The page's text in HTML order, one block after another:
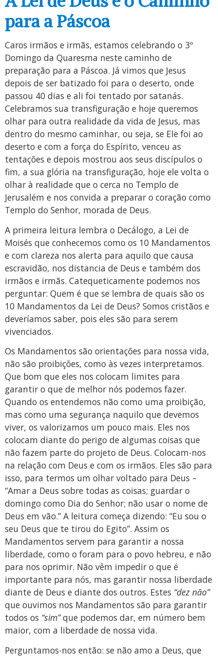
para a Páscoa
Caros irmãos e irmãs, estamos celebrando o 3º
Domingo da Quaresma neste caminho de
preparação para a Páscoa. Já vimos que Jesus
depois de ser batizado foi para o deserto, onde
passou 40 dias e ali foi tentado por satanás.
Celebramos sua transfiguração e hoje queremos
olhar para outra realidade da vida de Jesus, mas
dentro do mesmo caminhar, ou seja, se Ele foi ao
deserto e com a força do Espírito, venceu as
tentações e depois mostrou aos seus discípulos o
fim, a sua glória na transfiguração, hoje ele volta o
olhar à realidade que o cerca no Templo de
Jerusalém e nos convida a preparar o coração como
Templo do Senhor, morada de Deus.
A primeira leitura lembra o Decálogo, a Lei de
Moisés que conhecemos como os 10 Mandamentos
e com clareza nos alerta para aquilo que causa
escravidão, nos distancia de Deus e também dos
irmãos e irmãs. Catequeticamente podemos nos
perguntar: Quem é que se lembra de quais são os
10 Mandamentos da Lei de Deus? Somos cristãos e
deveríamos saber, pois eles são para serem
vivenciados.
Os Mandamentos são orientações para nossa vida,
não são proibições, como às vezes interpretamos.
Que bom que eles nos colocam limites para
garantir o que de melhor nós podemos fazer.
Quando os entendemos não como uma proibição,
mas como uma segurança naquilo que devemos
viver, os valorizamos um pouco mais. Eles nos
colocam diante do perigo de algumas coisas que
não fazem parte do projeto de Deus. Colocam-nos
na relação com Deus e com os irmãos. Eles são para
isso, para termos um olhar voltado para Deus –
“Amar a Deus sobre todas as coisas; guardar o
domingo como Dia do Senhor; não usar o nome de
Deus em vão.” A leitura começa dizendo: “Eu sou o
seu Deus que te tirou do Egito”. Assim os
Mandamentos servem para garantir a nossa
liberdade, como o foram para o povo hebreu, e não
para nos oprimir. Não vêm impedir o que é
importante para nós, mas garantir nossa liberdade
diante de Deus e diante dos outros. Estes “dez não”
que ouvimos nos Mandamentos são para garantir
todos os “sim”que podemos dar, em número bem
maior, com a liberdade de nossa vida.
Perguntamos-nos então: se não amo a Deus, que